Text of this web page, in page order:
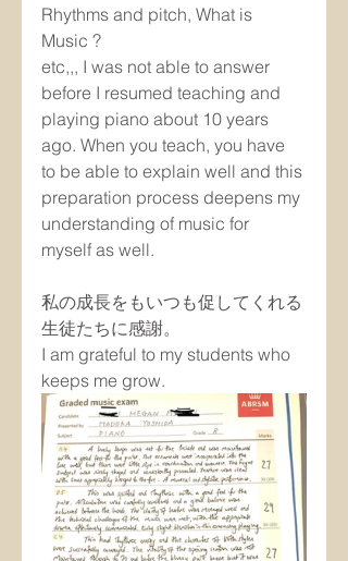
Rhythms and pitch, What is
Music ?
etc,,, I was not able to answer
before I resumed teaching and
playing piano about 10 years
ago. When you teach, you have
to be able to explain well and this
preparation process deepens my
understanding of music for
myself as well.
私の成長をもいつも促してくれる
生徒たちに感謝。
I am grateful to my students who
keeps me grow.